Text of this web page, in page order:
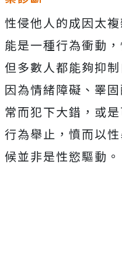
性侵他人的成因太
能是一種行為衝動
但多數人都能夠抑
因為情緒障礙、睪
常而犯下大錯，或
行為舉止，憤而以
候並非是性慾驅動。